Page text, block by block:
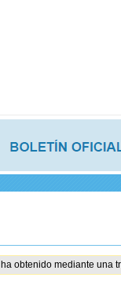
obtenido mediante